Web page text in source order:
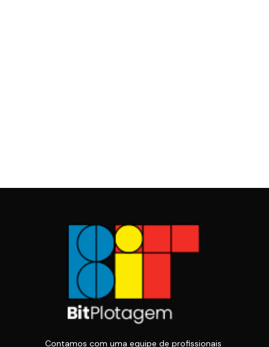
Contamos com uma equipe de profissionais